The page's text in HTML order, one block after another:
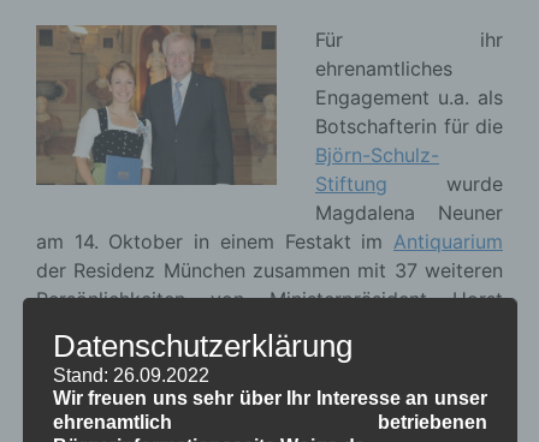
Für ihr
ehrenamtliches
Engagement u.a. als
Botschafterin für die
Björn-Schulz-
Stiftung wurde
Magdalena Neuner
am 14. Oktober in einem Festakt im Antiquarium
der Residenz München zusammen mit 37 weiteren
Persönlichkeiten von Ministerpräsident Horst
Seehofer mit dem Bayerischen Verdienstorden
ausgezeichnet.
Weiterlesen
Datenschutzerklärung
Stand: 26.09.2022
Wir freuen uns sehr über Ihr Interesse an unser
ehrenamtlich betriebenen